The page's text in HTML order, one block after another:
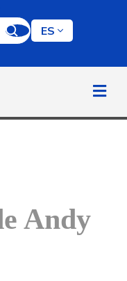
clave
ES
Andy